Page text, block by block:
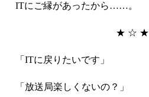
ITにご縁があったから……。
★ ☆ ★
「ITに戻りたいです」
「放送局楽しくないの？」